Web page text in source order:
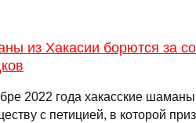
из Хакасии борются за
2022 года хакасские
с петицией, в которой